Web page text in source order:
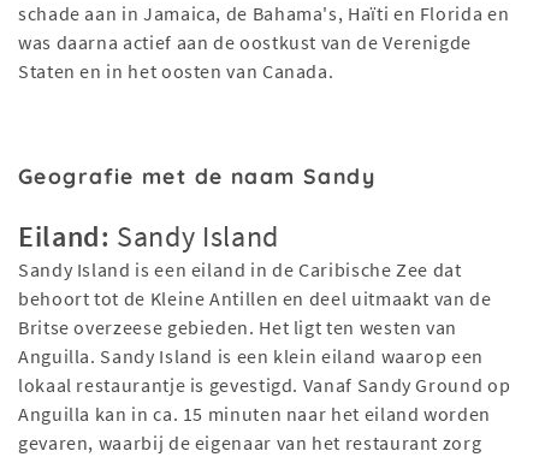
schade aan in Jamaica, de Bahama's, Haïti en Florida en
was daarna actief aan de oostkust van de Verenigde
Staten en in het oosten van Canada.
Geografie met de naam Sandy
Eiland: Sandy Island
Sandy Island is een eiland in de Caribische Zee dat
behoort tot de Kleine Antillen en deel uitmaakt van de
Britse overzeese gebieden. Het ligt ten westen van
Anguilla. Sandy Island is een klein eiland waarop een
lokaal restaurantje is gevestigd. Vanaf Sandy Ground op
Anguilla kan in ca. 15 minuten naar het eiland worden
gevaren, waarbij de eigenaar van het restaurant zorg